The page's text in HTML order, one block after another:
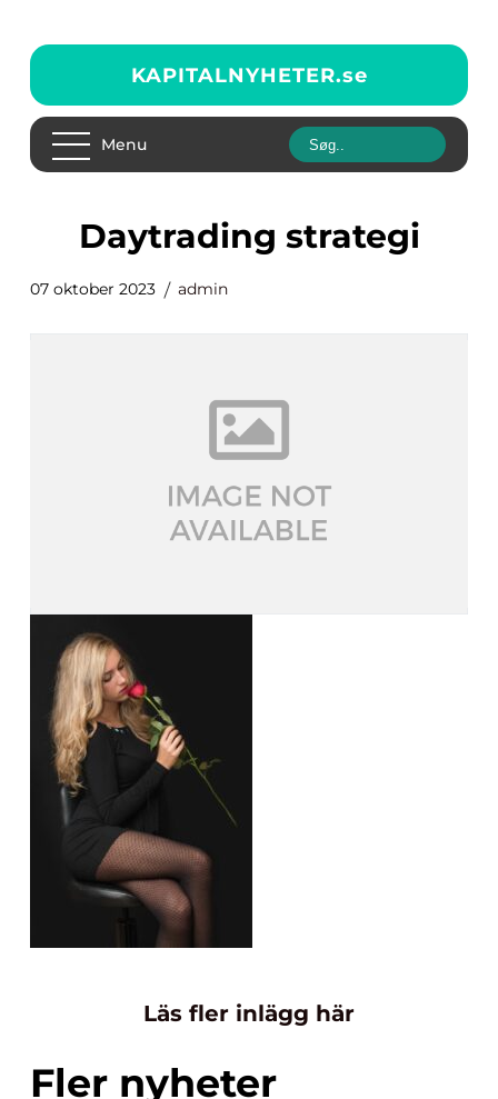
KAPITALNYHETER.se
Menu
daytrading strategi
07 oktober 2023 admin
Läs fler inlägg här
Fler nyheter